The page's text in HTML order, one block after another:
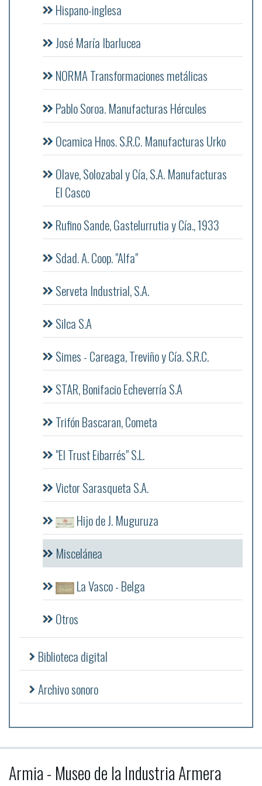
Hispano-inglesa
José María Ibarlucea
NORMA Transformaciones metálicas
Pablo Soroa. Manufacturas Hércules
Ocamica Hnos. S.R.C. Manufacturas Urko
Olave, Solozabal y Cía, S.A. Manufacturas
El Casco
Rufino Sande, Gastelurrutia y Cía., 1933
Sdad. A. Coop. "Alfa"
Serveta Industrial, S.A.
Silca S.A
Simes - Careaga, Treviño y Cía. S.R.C.
STAR, Bonifacio Echeverría S.A
Trifón Bascaran, Cometa
"El Trust Eibarrés" S.L.
Victor Sarasqueta S.A.
Hijo de J. Muguruza
Miscelánea
La Vasco - Belga
Otros
Biblioteca digital
Archivo sonoro
Armia - Museo de la Industria Armera